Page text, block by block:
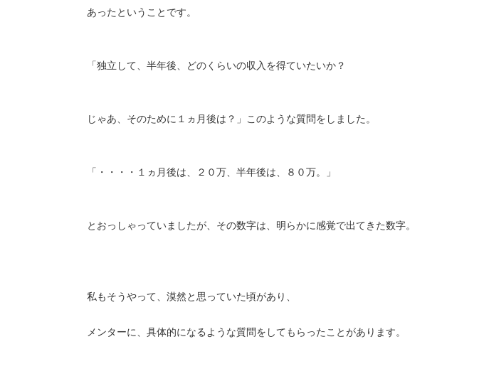
あったということです。
「独立して、半年後、どのくらいの収入を得ていたいか？
じゃあ、そのために１ヵ月後は？」このような質問をしました。
「・・・・１ヵ月後は、２０万、半年後は、８０万。」
とおっしゃっていましたが、その数字は、明らかに感覚で出てきた数字。
私もそうやって、漠然と思っていた頃があり、
メンターに、具体的になるような質問をしてもらったことがあります。